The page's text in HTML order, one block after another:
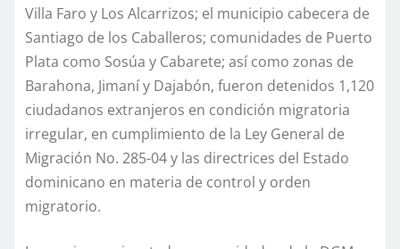
Villa Faro y Los Alcarrizos; el municipio cabecera de
Santiago de los Caballeros; comunidades de Puerto
Plata como Sosúa y Cabarete; así como zonas de
Barahona, Jimaní y Dajabón, fueron detenidos 1,120
ciudadanos extranjeros en condición migratoria
irregular, en cumplimiento de la Ley General de
Migración No. 285-04 y las directrices del Estado
dominicano en materia de control y orden
migratorio.